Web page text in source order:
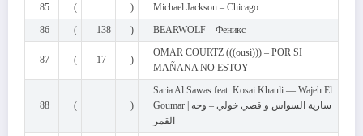
85
( )
Michael Jackson – Chicago
86
( 138 ) BEARWOLF – Феникс
87 ( 17 )
OMAR COURTZ (((ousi))) – POR SI
MAÑANA NO ESTOY
88 ( )
Saria Al Sawas feat. Kosai Khauli — Wajeh El
Goumar | سارية السواس و قصي خولي – وجه
القمر